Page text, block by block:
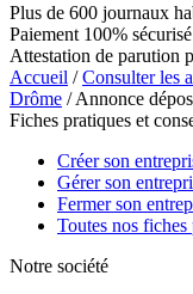
Plus de 600 journaux
Paiement 100% sécurisé
Attestation de parution
Accueil /Consulter les
Drôme / Annonce
Fiches pratiques et
Créer son
Gérer son
Fermer son
Toutes nos fiches
Notre société